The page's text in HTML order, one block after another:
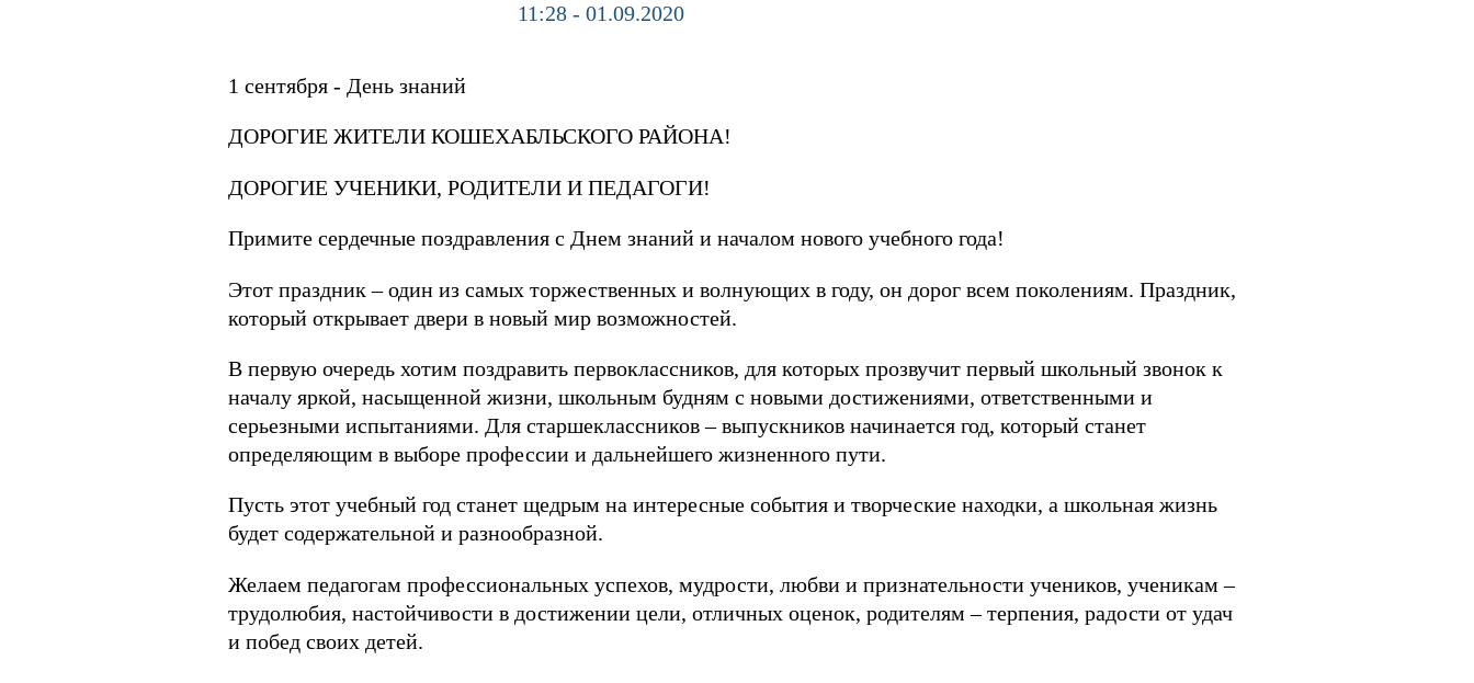
11:28 - 01.09.2020
1 сентября - День знаний
ДОРОГИЕ ЖИТЕЛИ КОШЕХАБЛЬСКОГО РАЙОНА!
ДОРОГИЕ УЧЕНИКИ, РОДИТЕЛИ И ПЕДАГОГИ!
Примите сердечные поздравления с Днем знаний и началом нового учебного года!
Этот праздник – один из самых торжественных и волнующих в году, он дорог всем поколениям. Праздник,
который открывает двери в новый мир возможностей.
В первую очередь хотим поздравить первоклассников, для которых прозвучит первый школьный звонок к
началу яркой, насыщенной жизни, школьным будням с новыми достижениями, ответственными и
серьезными испытаниями. Для старшеклассников – выпускников начинается год, который станет
определяющим в выборе профессии и дальнейшего жизненного пути.
Пусть этот учебный год станет щедрым на интересные события и творческие находки, а школьная жизнь
будет содержательной и разнообразной.
Желаем педагогам профессиональных успехов, мудрости, любви и признательности учеников, ученикам –
трудолюбия, настойчивости в достижении цели, отличных оценок, родителям – терпения, радости от удач
и побед своих детей.